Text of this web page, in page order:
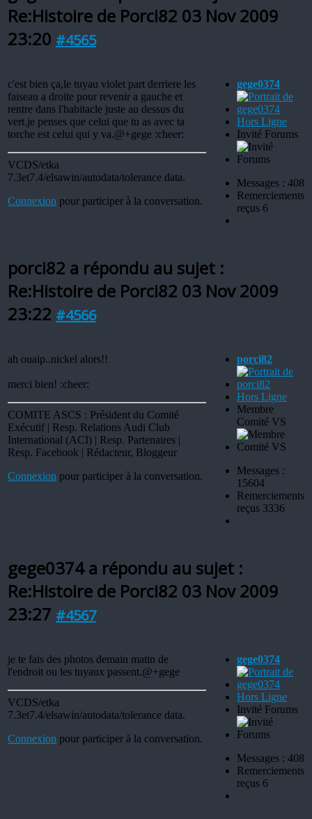
Re:Histoire de Porci82 03 Nov 2009
23:20 #4565
c'est bien ça,le tuyau violet part derriere les
faiseau a droite pour revenir a gauche et
rentre dans l'habitacle juste au dessus du
vert.je penses que celui que tu as avec ta
torche est celui qui y va.@+gege :cheer:
VCDS/etka
7.3et7.4/elsawin/autodata/tolerance data.
Connexion pour participer à la conversation.
gege0374
Hors Ligne
Invité Forums
Messages : 408
Remerciements
reçus 6
porci82 a répondu au sujet :
Re:Histoire de Porci82 03 Nov 2009
23:22 #4566
ah ouaip..nickel alors!!
merci bien! :cheer:
COMITE ASCS : Président du Comité
Exécutif | Resp. Relations Audi Club
International (ACI) | Resp. Partenaires |
Resp. Facebook | Rédacteur, Bloggeur
Connexion pour participer à la conversation.
porci82
Hors Ligne
Membre
Comité VS
Messages :
15604
Remerciements
reçus 3336
gege0374 a répondu au sujet :
Re:Histoire de Porci82 03 Nov 2009
23:27 #4567
je te fais des photos demain matin de
l'endroit ou les tuyaux passent.@+gege
VCDS/etka
7.3et7.4/elsawin/autodata/tolerance data.
Connexion pour participer à la conversation.
gege0374
Hors Ligne
Invité Forums
Messages : 408
Remerciements
reçus 6